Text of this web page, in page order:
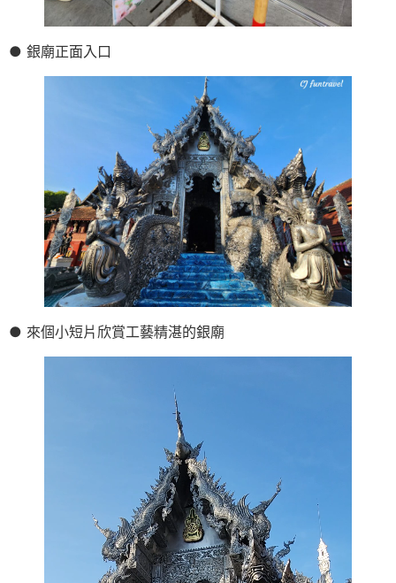
● 銀廟正面入口
● 來個小短片欣賞工藝精湛的銀廟